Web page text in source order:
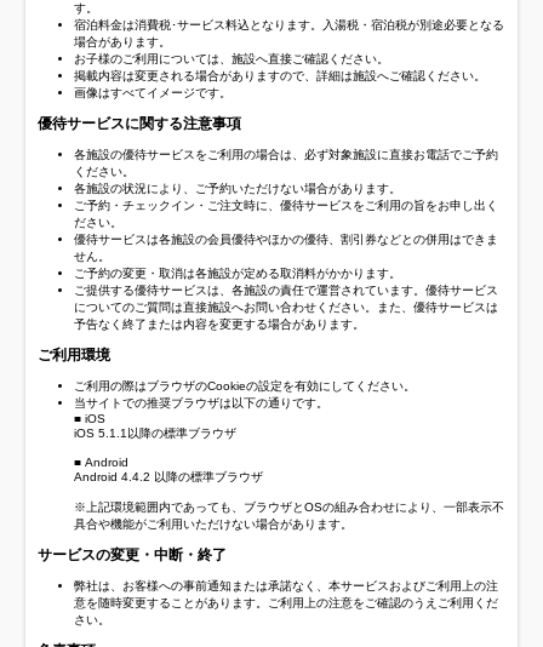
す。
宿泊料金は消費税･サービス料込となります。入湯税・宿泊税が別途必要となる
場合があります。
お子様のご利用については、施設へ直接ご確認ください。
掲載内容は変更される場合がありますので、詳細は施設へご確認ください。
画像はすべてイメージです。
優待サービスに関する注意事項
各施設の優待サービスをご利用の場合は、必ず対象施設に直接お電話でご予約
ください。
各施設の状況により、ご予約いただけない場合があります。
ご予約・チェックイン・ご注文時に、優待サービスをご利用の旨をお申し出く
ださい。
優待サービスは各施設の会員優待やほかの優待、割引券などとの併用はできま
せん。
ご予約の変更・取消は各施設が定める取消料がかかります。
ご提供する優待サービスは、各施設の責任で運営されています。優待サービス
についてのご質問は直接施設へお問い合わせください。また、優待サービスは
予告なく終了または内容を変更する場合があります。
ご利用環境
ご利用の際はブラウザのCookieの設定を有効にしてください。
当サイトでの推奨ブラウザは以下の通りです。
■ iOS
iOS 5.1.1以降の標準ブラウザ
■ Android
Android 4.4.2 以降の標準ブラウザ
※上記環境範囲内であっても、ブラウザとOSの組み合わせにより、一部表示不
具合や機能がご利用いただけない場合があります。
サービスの変更・中断・終了
弊社は、お客様への事前通知または承諾なく、本サービスおよびご利用上の注
意を随時変更することがあります。ご利用上の注意をご確認のうえご利用くだ
さい。